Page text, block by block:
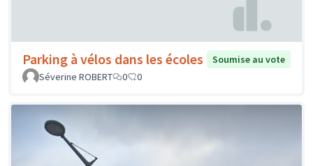
Parking à vélos dans les écoles
Soumise au vote
Séverine ROBERT
0 0